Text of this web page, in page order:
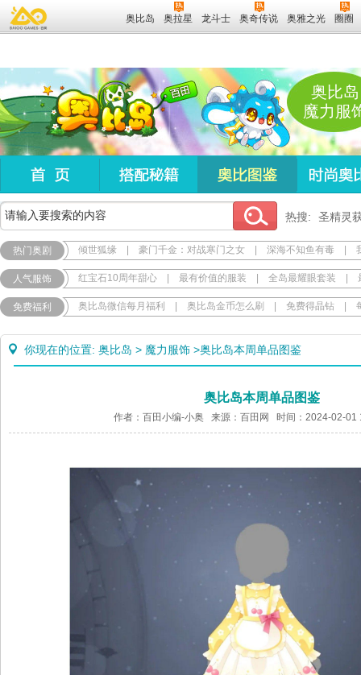
奥比岛 奥拉星 龙斗士 奥奇传说 奥雅之光 圈圈
奥比岛
魔力服
热搜: 圣精灵
热门奥剧 倾世狐缘 豪门千金：对战寒门之女 深海不知鱼有毒
人气服饰 红宝石10周年甜心 最有价值的服装 全岛最耀眼套装
免费福利 奥比岛微信每月福利 奥比岛金币怎么刷 免费得晶钻
你现在的位置: 奥比岛 > 魔力服饰 >奥比岛本周单品图鉴
奥比岛本周单品图鉴
作者：百田小编-小奥 来源：百田网 时间：2024-02-